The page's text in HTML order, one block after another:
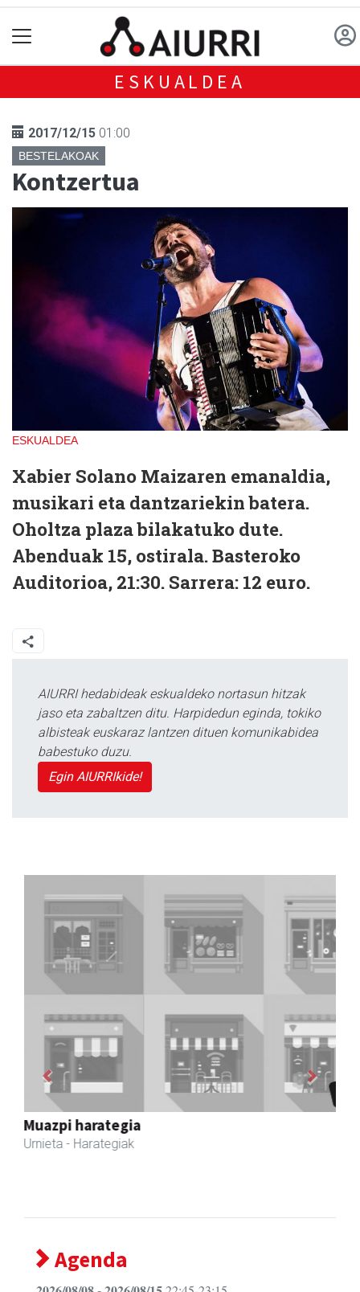
ESKUALDEA
2017/12/15 01:00
BESTELAKOAK
Kontzertua
ESKUALDEA
Xabier Solano Maizaren emanaldia,
musikari eta dantzariekin batera.
Oholtza plaza bilakatuko dute.
Abenduak 15, ostirala. Basteroko
Auditorioa, 21:30. Sarrera: 12 euro.
AIURRI hedabideak eskualdeko nortasun hitzak
jaso eta zabaltzen ditu. Harpidedun eginda, tokiko
albisteak euskaraz lantzen dituen komunikabidea
babestuko duzu.
Egin AIURRIkide!
Bixente Otegi Lizaso S. L.
Asteasu - Asfaltoak
Previous Next
Agenda
2026/08/08 - 2026/08/15